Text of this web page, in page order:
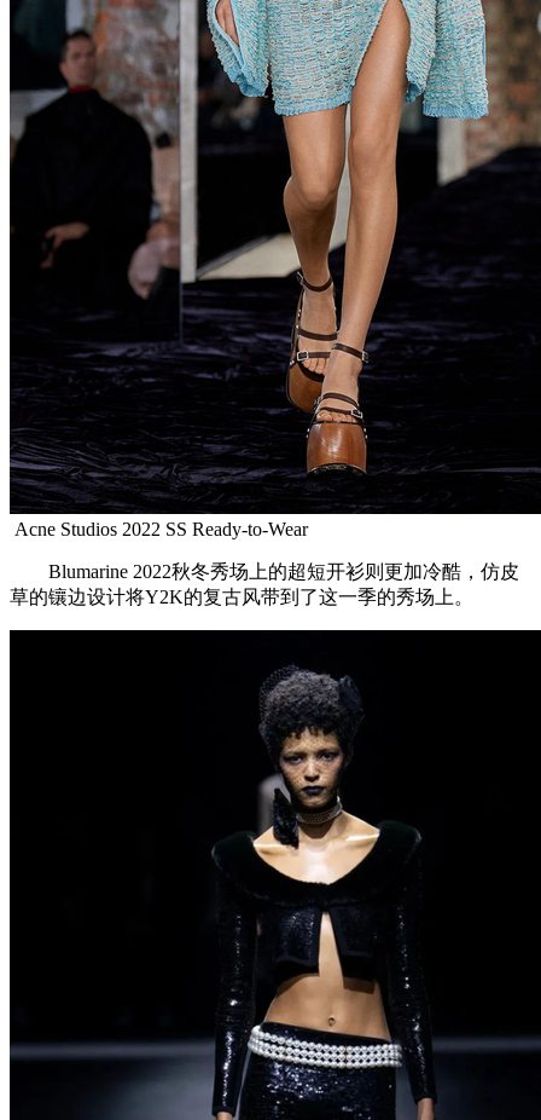
Acne Studios 2022 SS Ready-to-Wear
Blumarine 2022秋冬秀场上的超短开衫则更加冷酷，仿皮
草的镶边设计将Y2K的复古风带到了这一季的秀场上。